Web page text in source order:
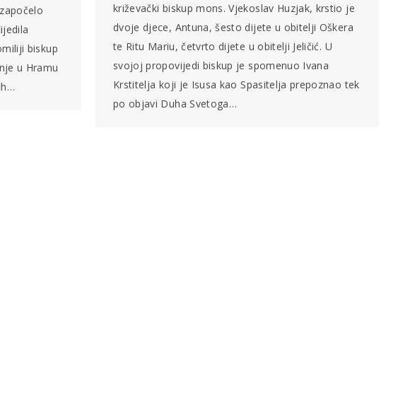
biskup
u Hramu
križevački biskup mons. Vjekoslav Huzjak, krstio je
dvoje djece, Antuna, šesto dijete u obitelji Oškera
te Ritu Mariu, četvrto dijete u obitelji Jeličić. U
svojoj propovijedi biskup je spomenuo Ivana
Krstitelja koji je Isusa kao Spasitelja prepoznao tek
po objavi Duha Svetoga…